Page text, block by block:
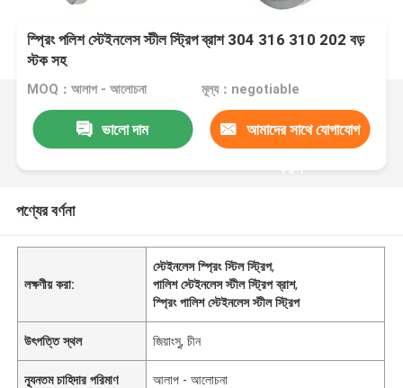
স্প্রিং পলিশ স্টেইনলেস স্টীল স্ট্রিপ ব্রাশ 304 316 310 202 বড়
স্টক সহ
MOQ：আলাপ - আলোচনা মূল্য：negotiable
ভালো দাম আমাদের সাথে যোগাযোগ
করুন
পণ্যের বর্ণনা
লক্ষণীয় করা:
স্টেইনলেস স্প্রিং স্টিল স্ট্রিপ,
পালিশ স্টেইনলেস স্টীল স্ট্রিপ ব্রাশ,
স্প্রিং পালিশ স্টেইনলেস স্টীল স্ট্রিপ
উৎপত্তি স্থল জিয়াংসু, চীন
ন্যূনতম চাহিদার পরিমাণ আলাপ - আলোচনা